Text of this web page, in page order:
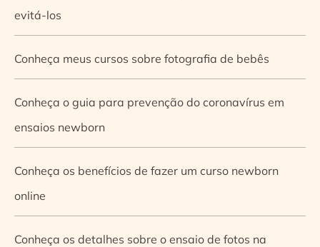
evitá-los
Conheça meus cursos sobre fotografia de bebês
Conheça o guia para prevenção do coronavírus em
ensaios newborn
Conheça os benefícios de fazer um curso newborn
online
Conheça os detalhes sobre o ensaio de fotos na